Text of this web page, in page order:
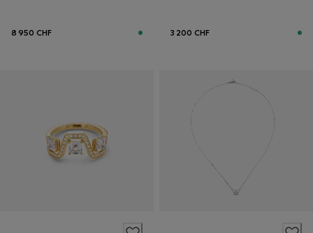
8 950 CHF 3 200 CHF